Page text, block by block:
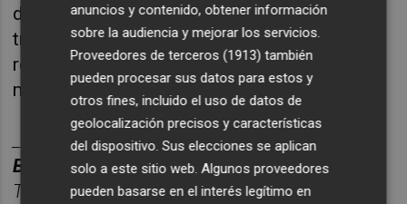
desarrollando su actividad investigadora y de
transferencia tecnológica de forma
responsable, segura y alineada con las
mejores prácticas internacionales.
BOLETÍN PLAZA CERÁMICA.
Toda la información del sector cerámico de
anuncios y contenido, obtener información
sobre la audiencia y mejorar los servicios.
Proveedores de terceros (1913) también
pueden procesar sus datos para estos y
otros fines, incluido el uso de datos de
geolocalización precisos y características
del dispositivo. Sus elecciones se aplican
solo a este sitio web. Algunos proveedores
pueden basarse en el interés legítimo en